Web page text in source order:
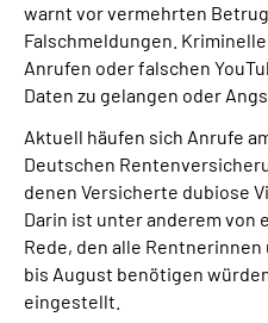
Leichte Sprache
Suche
Mein
warnt vor vermehrten
Falschmeldungen.
Anrufen oder falschen
Daten zu gelangen oder
Aktuell häufen sich Anrufe
Deutschen
denen Versicherte dubiose
Darin ist unter anderem von
Rede, den alle
bis August benötigen
eingestellt.